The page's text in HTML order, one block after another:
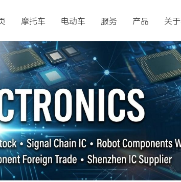
摩托车 电动车 服务 产品 关